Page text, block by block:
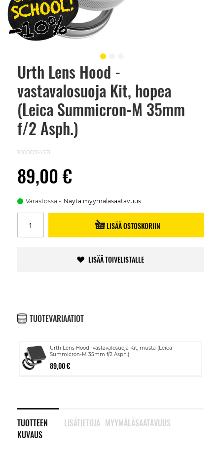
Urth Lens Hood -
vastavalosuoja Kit, hopea
(Leica Summicron-M 35mm
f/2 Asph.)
1000D314551
89,00 €
Varastossa Näytä myymäläsaatavuus
LISÄÄ OSTOSKORIIN
LISÄÄ TOIVELISTALLE
TUOTEVARIAATIOT
Urth Lens Hood -vastavalosuoja Kit, musta (Leica
Summicron-M 35mm f/2 Asph.)
89,00 €
TUOTTEEN
KUVAUS
LISÄTIETOJA MYYMÄLÄSAATAVUUS
Skip
beginning
images
gallery